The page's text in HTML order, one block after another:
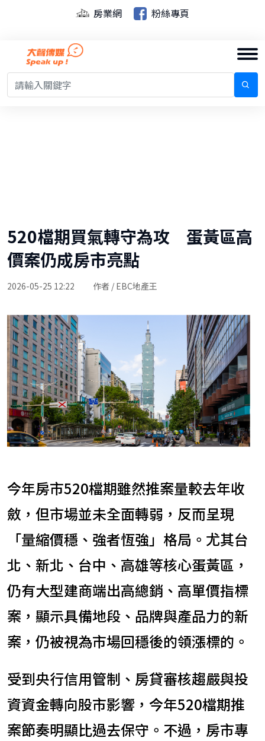
房業網 粉絲專頁
520檔期買氣轉守為攻 蛋黃區高
價案仍成房市亮點
2026-05-25 12:22 作者 / EBC地產王
今年房市520檔期雖然推案量較去年收
斂，但市場並未全面轉弱，反而呈現
「量縮價穩、強者恆強」格局。尤其台
北、新北、台中、高雄等核心蛋黃區，
仍有大型建商端出高總銷、高單價指標
案，顯示具備地段、品牌與產品力的新
案，仍被視為市場回穩後的領漲標的。
受到央行信用管制、房貸審核趨嚴與投
資資金轉向股市影響，今年520檔期推
案節奏明顯比過去保守。不過，房市專